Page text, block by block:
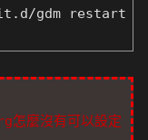
gdm restart
麼沒有可以設定